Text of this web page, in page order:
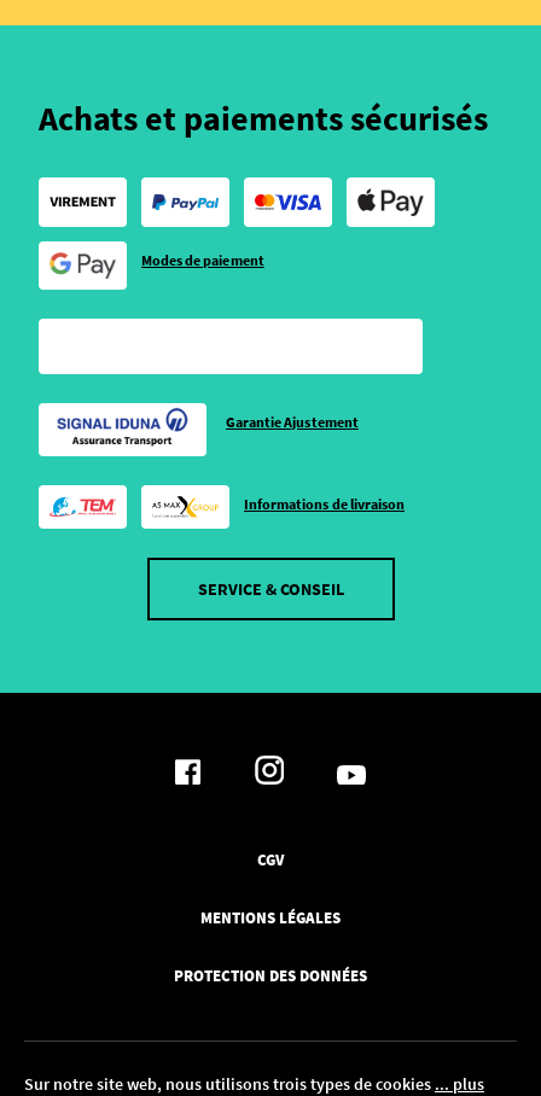
Sur notre site web, nous utilisons trois types de cookies ... plus
Achats et paiements sécurisés
Modes de paiement
Garantie Ajustement
Informations de livraison
SERVICE & CONSEIL
CGV
MENTIONS LÉGALES
PROTECTION DES DONNÉES